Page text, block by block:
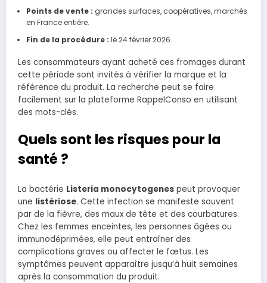
Points de vente : grandes surfaces, coopératives, marchés
en France entière.
Fin de la procédure : le 24 février 2026.
Les consommateurs ayant acheté ces fromages durant
cette période sont invités à vérifier la marque et la
référence du produit. La recherche peut se faire
facilement sur la plateforme RappelConso en utilisant
des mots-clés.
Quels sont les risques pour la
santé ?
La bactérie Listeria monocytogenes peut provoquer
une listériose. Cette infection se manifeste souvent
par de la fièvre, des maux de tête et des courbatures.
Chez les femmes enceintes, les personnes âgées ou
immunodéprimées, elle peut entraîner des
complications graves ou affecter le fœtus. Les
symptômes peuvent apparaître jusqu’à huit semaines
après la consommation du produit.